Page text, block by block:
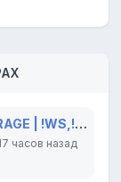
🐉 | ROSEMARY | ONLY MIRAGE | !WS,!GLOVES,!KNIFE 🐲
часов назад